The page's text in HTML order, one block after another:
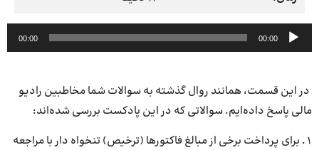
پخش‌کننده
صوت
00:00
00:00
در این قسمت، همانند روال گذشته به سوالات شما مخاطبین رادیو
مالی پاسخ داده‌ایم. سوالاتی که در این پادکست بررسی شده‌اند:
برای پرداخت برخی از مبالغ فاکتورها (ترخیص) تنخواه دار با مراجعه